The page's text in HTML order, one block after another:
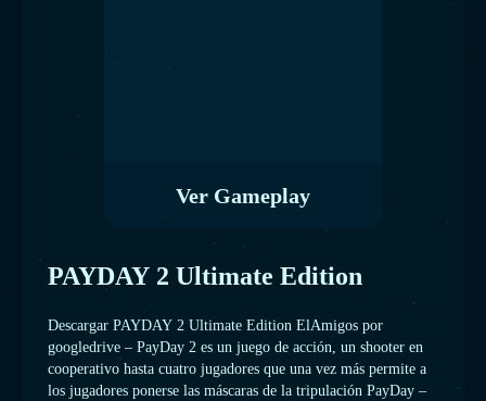
Ver Gameplay
PAYDAY 2 Ultimate Edition
Descargar PAYDAY 2 Ultimate Edition ElAmigos por
googledrive – PayDay 2 es un juego de acción, un shooter en
cooperativo hasta cuatro jugadores que una vez más permite a
los jugadores ponerse las máscaras de la tripulación PayDay –